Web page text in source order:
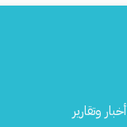
أخبار وتقارير